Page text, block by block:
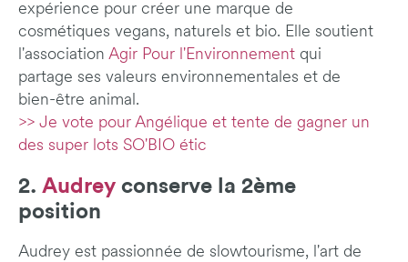
expérience pour créer une marque de
cosmétiques vegans, naturels et bio. Elle soutient
l'association Agir Pour l'Environnement qui
partage ses valeurs environnementales et de
bien-être animal.
>> Je vote pour Angélique et tente de gagner un
des super lots SO'BIO étic
2. Audrey conserve la 2ème
position
Audrey est passionnée de slowtourisme, l'art de